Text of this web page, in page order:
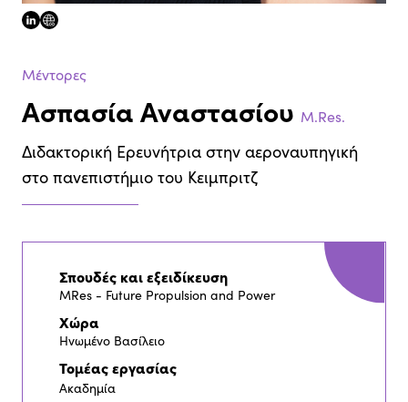
linkedin
website
Μέντορες
Ασπασία Αναστασίου M.Res.
Διδακτορική Ερευνήτρια στην αεροναυπηγική
στο πανεπιστήμιο του Κειμπριτζ
Σπουδές και εξειδίκευση
MRes - Future Propulsion and Power
Χώρα
Ηνωμένο Βασίλειο
Τομέας εργασίας
Ακαδημία